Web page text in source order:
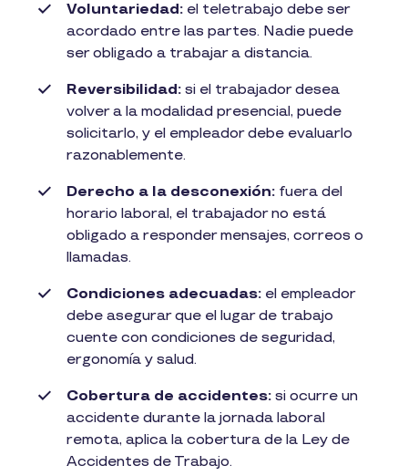
Voluntariedad: el teletrabajo debe ser
acordado entre las partes. Nadie puede
ser obligado a trabajar a distancia.
Reversibilidad: si el trabajador desea
volver a la modalidad presencial, puede
solicitarlo, y el empleador debe evaluarlo
razonablemente.
Derecho a la desconexión: fuera del
horario laboral, el trabajador no está
obligado a responder mensajes, correos o
llamadas.
Condiciones adecuadas: el empleador
debe asegurar que el lugar de trabajo
cuente con condiciones de seguridad,
ergonomía y salud.
Cobertura de accidentes: si ocurre un
accidente durante la jornada laboral
remota, aplica la cobertura de la Ley de
Accidentes de Trabajo.